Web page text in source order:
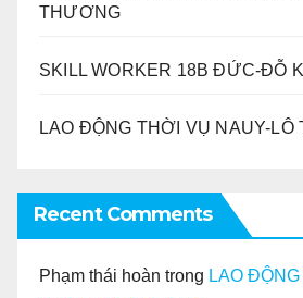
THƯƠNG
SKILL WORKER 18B ĐỨC-ĐỖ
LAO ĐỘNG THỜI VỤ NAUY-LÔ
Recent Comments
Phạm thái hoàn trong LAO